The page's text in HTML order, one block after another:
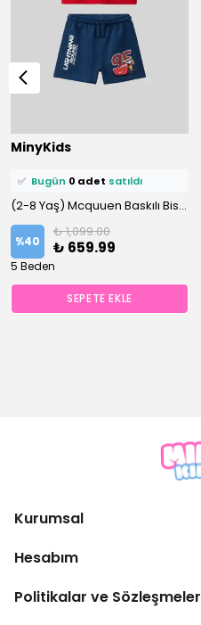
MinyKids
⭐️ Bu ürünü0 kişifavoriledi!
0 kişi
✅ Bugün 0 adet satıldı
(2-8 Yaş) Mcquuen Baskılı Bisiklet Yaka %100 Pamuklu Şortlu Takım
%40
₺ 1,099.00
₺ 659.99
5 Beden
SEPETE EKLE
Kurumsal
Hesabım
Politikalar ve Sözleşmeler